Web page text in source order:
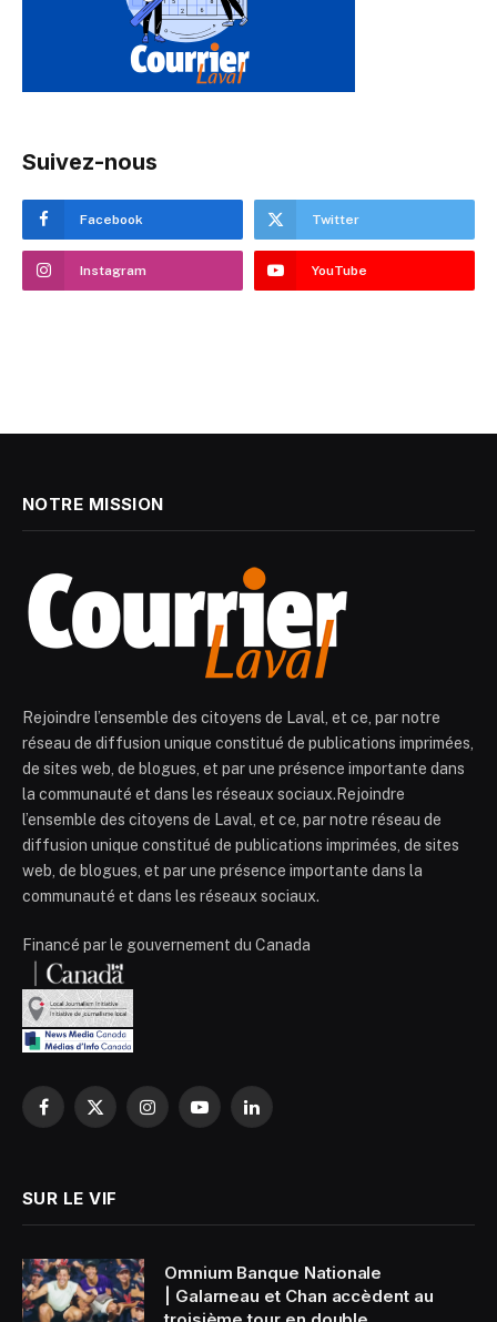
Suivez-nous
Facebook Twitter
Instagram YouTube
NOTRE MISSION
Rejoindre l’ensemble des citoyens de Laval, et ce, par notre
réseau de diffusion unique constitué de publications imprimées,
de sites web, de blogues, et par une présence importante dans
la communauté et dans les réseaux sociaux.Rejoindre
l’ensemble des citoyens de Laval, et ce, par notre réseau de
diffusion unique constitué de publications imprimées, de sites
web, de blogues, et par une présence importante dans la
communauté et dans les réseaux sociaux.
Financé par le gouvernement du Canada
Facebook
X
InstagramYouTubeLinkedIn
SUR LE VIF
Omnium Banque Nationale
| Galarneau et Chan accèdent au